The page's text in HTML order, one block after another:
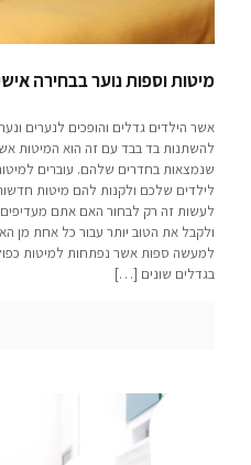
מיטות וספות נוער בבחירה
אשר הילדים גדלים והופכים לנערים
להשתנות בד בבד עם זה הוא המיטות
שנמצאות בחדרים שלהם. עוברים
לילדים שלכם ולקנות להם מיטות
לעשות זה רק לבחור האם אתם מעדיפים
ולקבל את הטוב יותר עבור כל אחת מן
למעשה ספות אשר נפתחות למיטות
בגדלים שונים […]